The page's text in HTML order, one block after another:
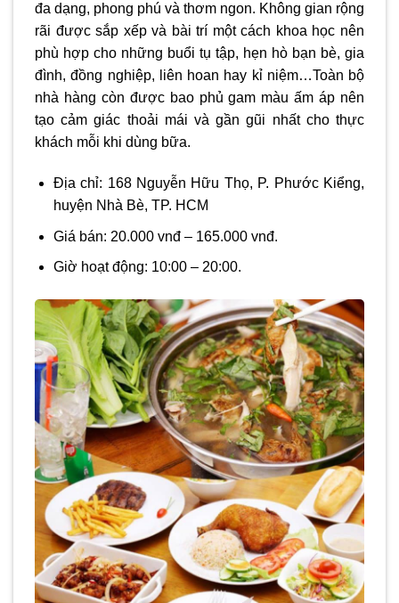
đa dạng, phong phú và thơm ngon. Không gian rộng
rãi được sắp xếp và bài trí một cách khoa học nên
phù hợp cho những buổi tụ tập, hẹn hò bạn bè, gia
đình, đồng nghiệp, liên hoan hay kỉ niệm…Toàn bộ
nhà hàng còn được bao phủ gam màu ấm áp nên
tạo cảm giác thoải mái và gần gũi nhất cho thực
khách mỗi khi dùng bữa.
Địa chỉ: 168 Nguyễn Hữu Thọ, P. Phước Kiểng,
huyện Nhà Bè, TP. HCM
Giá bán: 20.000 vnđ – 165.000 vnđ.
Giờ hoạt động: 10:00 – 20:00.